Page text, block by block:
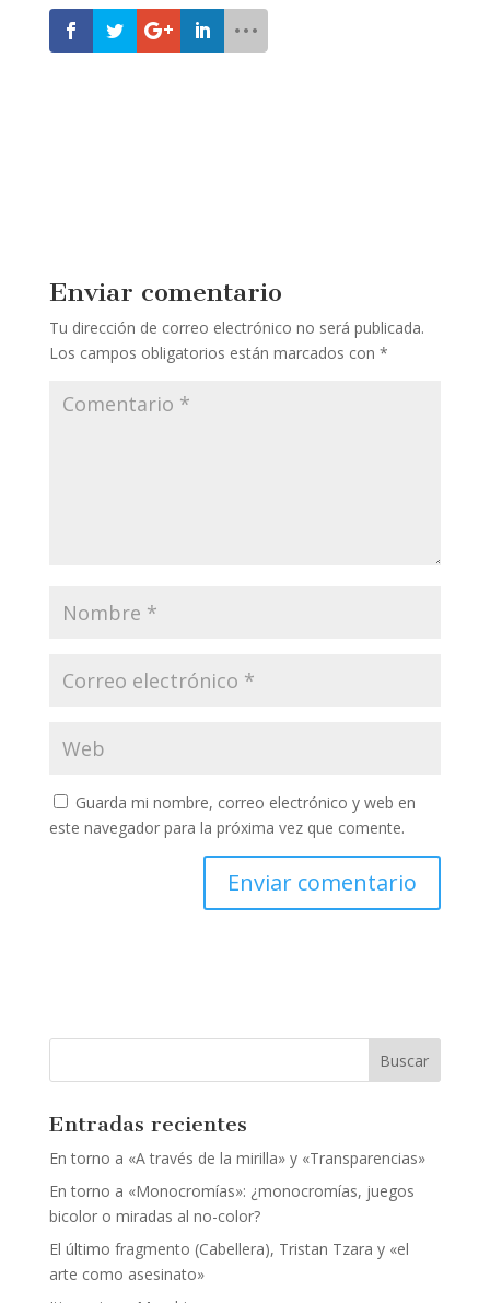
Enviar comentario
Tu dirección de correo electrónico no será publicada.
Los campos obligatorios están marcados con *
Guarda mi nombre, correo electrónico y web en
este navegador para la próxima vez que comente.
Entradas recientes
En torno a «A través de la mirilla» y «Transparencias»
En torno a «Monocromías»: ¿monocromías, juegos
bicolor o miradas al no-color?
El último fragmento (Cabellera), Tristan Tzara y «el
arte como asesinato»